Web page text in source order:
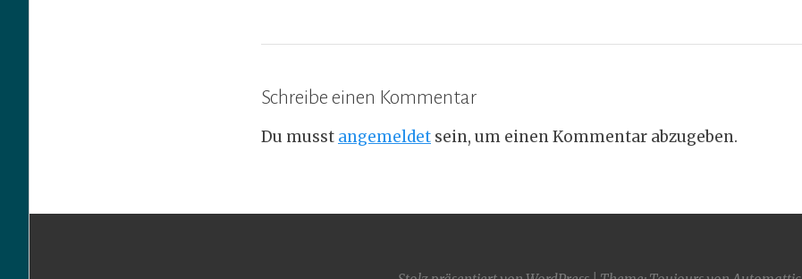
Schreibe einen Kommentar
Du musst angemeldet sein, um einen Kommentar abzugeben.